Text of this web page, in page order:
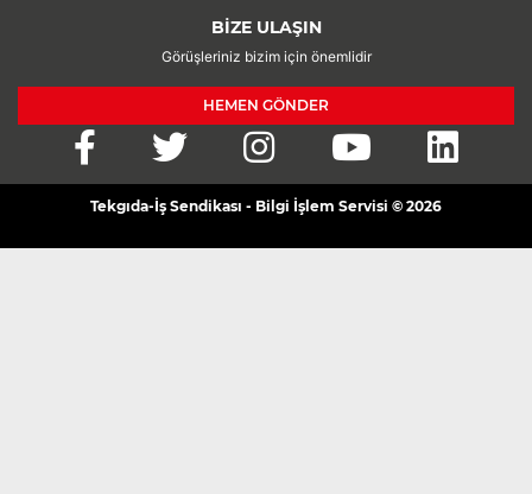
BİZE ULAŞIN
Görüşleriniz bizim için önemlidir
HEMEN GÖNDER
Tekgıda-İş Sendikası - Bilgi İşlem Servisi © 2026